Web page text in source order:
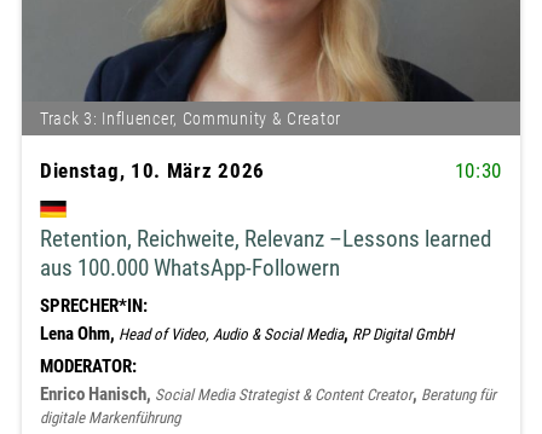
Track 3: Influencer, Community & Creator
Dienstag, 10. März 2026 10:30
Retention, Reichweite, Relevanz –Lessons learned
aus 100.000 WhatsApp-Followern
SPRECHER*IN:
Lena Ohm, Head of Video, Audio & Social Media, RP Digital GmbH
MODERATOR:
Enrico Hanisch, Social Media Strategist & Content Creator, Beratung für
digitale Markenführung